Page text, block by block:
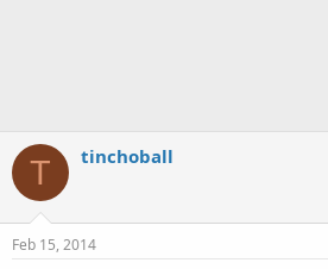
T tinchoball
Feb 15, 2014